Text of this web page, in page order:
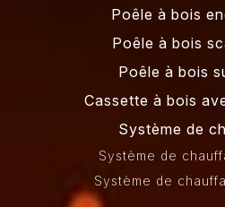
Poêle à bois
Poêle à bois
Poêle à bois
Cassette à bois
Système de
Système de
Système de